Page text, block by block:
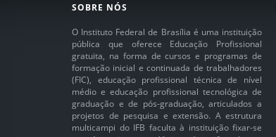
SOBRE NÓS
O Instituto Federal de Brasília é uma instituição
pública que oferece Educação Profissional
gratuita, na forma de cursos e programas de
formação inicial e continuada de trabalhadores
(FIC), educação profissional técnica de nível
médio e educação profissional tecnológica de
graduação e de pós-graduação, articulados a
projetos de pesquisa e extensão. A estrutura
multicampi do IFB faculta à instituição fixar-se